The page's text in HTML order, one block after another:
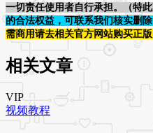
一切责任使用者自行承担。（特此
的合法权益，可联系我们核实删
需商用请去相关官方网站购买正
相关文章
VIP
视频教程